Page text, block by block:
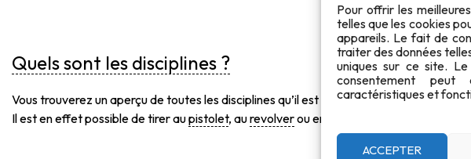
Pour offrir les
telles que les cookies
appareils. Le fait de
traiter des données
uniques sur ce site.
consentement
caractéristiques et
ACCEPTER
Quels sont les disciplines ?
Vous trouverez un aperçu de toutes les disciplines qu’il est possible de pratiquer pour
Il est en effet possible de tirer aupistolet, aurevolverou encore à la